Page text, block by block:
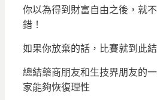
你以為得到財富自由之後，就
錯！
如果你放棄的話，比賽就到此
總結藥商朋友和生技界朋友的
家能夠恢復理性